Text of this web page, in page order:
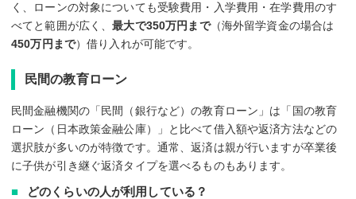
く、ローンの対象についても受験費用・入学費用・在学費用のす
べてと範囲が広く、最大で350万円まで（海外留学資金の場合は
450万円まで）借り入れが可能です。
民間の教育ローン
民間金融機関の「民間（銀行など）の教育ローン」は「国の教育
ローン（日本政策金融公庫）」と比べて借入額や返済方法などの
選択肢が多いのが特徴です。通常、返済は親が行いますが卒業後
に子供が引き継ぐ返済タイプを選べるものもあります。
どのくらいの人が利用している？